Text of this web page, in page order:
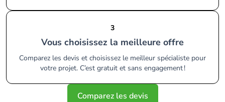
3
Vous choisissez la meilleure offre
Comparez les devis et choisissez le meilleur spécialiste pour
votre projet. C’est gratuit et sans engagement !
Comparez les devis